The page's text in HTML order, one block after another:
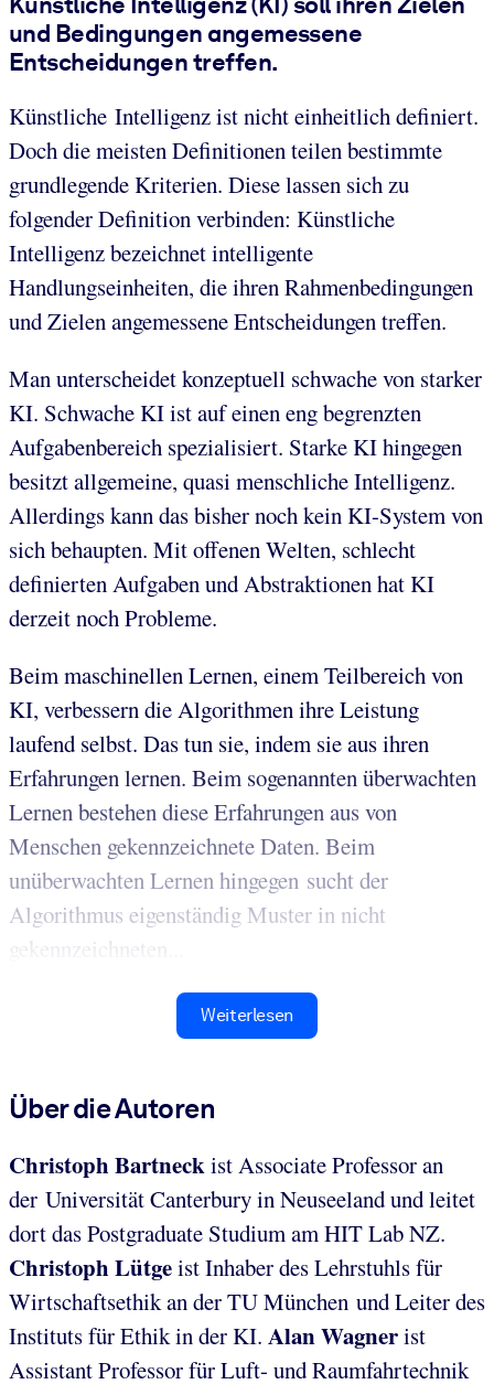
und Bedingungen angemessene
Entscheidungen treffen.
Künstliche Intelligenz ist nicht einheitlich definiert.
Doch die meisten Definitionen teilen bestimmte
grundlegende Kriterien. Diese lassen sich zu
folgender Definition verbinden: Künstliche
Intelligenz bezeichnet intelligente
Handlungseinheiten, die ihren Rahmenbedingungen
und Zielen angemessene Entscheidungen treffen.
Man unterscheidet konzeptuell schwache von starker
KI. Schwache KI ist auf einen eng begrenzten
Aufgabenbereich spezialisiert. Starke KI hingegen
besitzt allgemeine, quasi menschliche Intelligenz.
Allerdings kann das bisher noch kein KI-System von
sich behaupten. Mit offenen Welten, schlecht
definierten Aufgaben und Abstraktionen hat KI
derzeit noch Probleme.
Beim maschinellen Lernen, einem Teilbereich von
KI, verbessern die Algorithmen ihre Leistung
laufend selbst. Das tun sie, indem sie aus ihren
Erfahrungen lernen. Beim sogenannten überwachten
Lernen bestehen diese Erfahrungen aus von
Menschen gekennzeichnete Daten. Beim
unüberwachten Lernen hingegen sucht der
Algorithmus eigenständig Muster in nicht
gekennzeichneten...
Weiterlesen
Über die Autoren
Christoph Bartneckist Associate Professor an
der Universität Canterbury in Neuseeland und leitet
dort das Postgraduate Studium am HIT Lab NZ.
Christoph Lütgeist Inhaber des Lehrstuhls für
Wirtschaftsethik an der TU München und Leiter des
Instituts für Ethik in der KI. Alan Wagnerist
Assistant Professor für Luft- und Raumfahrtechnik